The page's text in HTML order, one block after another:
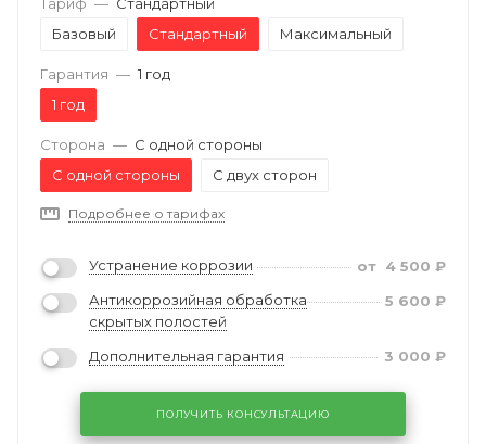
Базовый
Стандартный Максимальный
Гарантия — 1 год
1 год
Сторона — С одной стороны
С одной стороны
С двух сторон
Подробнее о тарифах
Устранение коррозии от 4 500 ₽
Антикоррозийная обработка
скрытых полостей
5 600 ₽
Дополнительная гарантия 3 000 ₽
ПОЛУЧИТЬ КОНСУЛЬТАЦИЮ